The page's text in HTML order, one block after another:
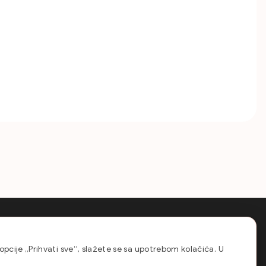
„Prihvati sve“, slažete se sa upotrebom kolačića. U